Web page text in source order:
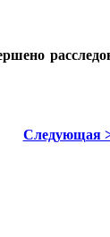
Следующая